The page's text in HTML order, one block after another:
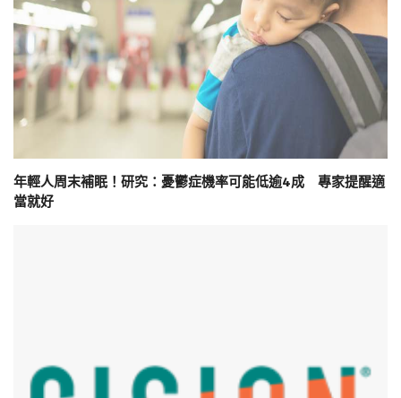
年輕人周末補眠！研究：憂鬱症機率可能低逾4成 專家提醒適
當就好